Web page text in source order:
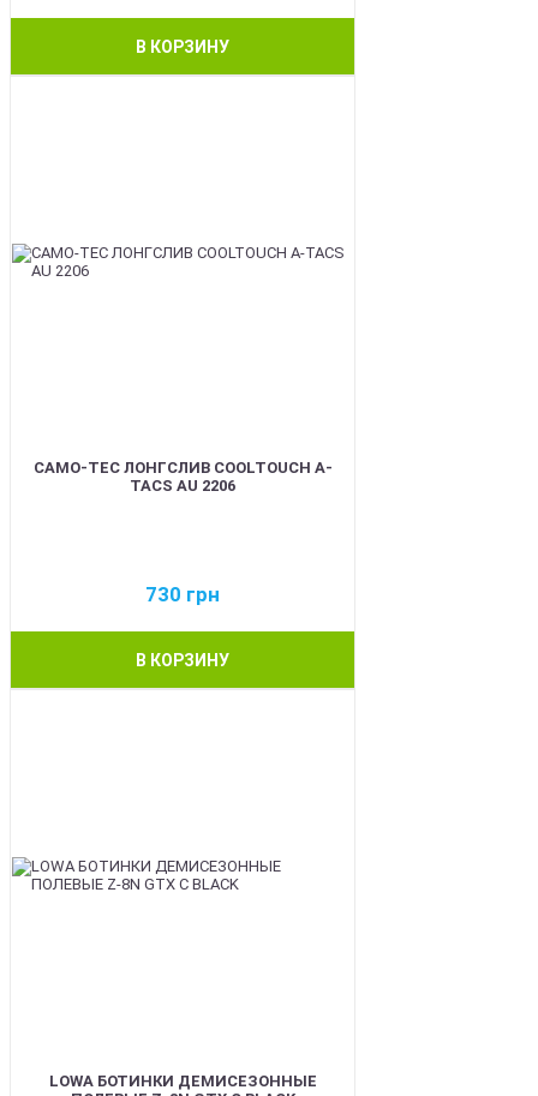
В КОРЗИНУ
CAMO-TEC ЛОНГСЛИВ COOLTOUCH A-
TACS AU 2206
730 грн
В КОРЗИНУ
LOWA БОТИНКИ ДЕМИСЕЗОННЫЕ